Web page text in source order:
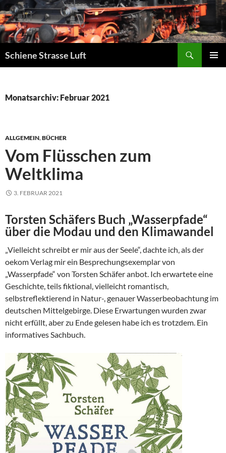
Zum
Inhalt
springen
Schiene Strasse Luft
Monatsarchiv: Februar 2021
ALLGEMEIN,BÜCHER
Vom Flüsschen zum
Weltklima
3. FEBRUAR 2021
Torsten Schäfers Buch „Wasserpfade“
über die Modau und den Klimawandel
„Vielleicht schreibt er mir aus der Seele“, dachte ich, als der
oekom Verlag mir ein Besprechungsexemplar von
„Wasserpfade“ von Torsten Schäfer anbot. Ich erwartete eine
Geschichte, teils fiktional, vielleicht romantisch,
selbstreflektierend in Natur-, genauer Wasserbeobachtung im
deutschen Mittelgebirge. Diese Erwartungen wurden zwar
nicht erfüllt, aber zu Ende gelesen habe ich es trotzdem. Ein
informatives Sachbuch.